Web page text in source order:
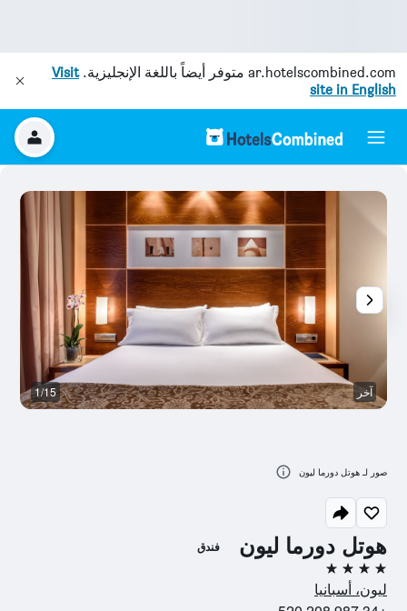
ar.hotelscombined.com متوفر أيضاً باللغة الإنجليزية.Visit
site in English
هوتل دورما ليون فندق
4 نجوم
ليون، أسبانيا
آخر 1/15
صور لـ هوتل دورما ليون